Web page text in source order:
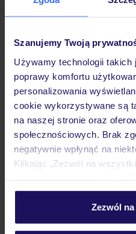
Szanujemy Twoją
Używamy technologii takich
poprawy komfortu
personalizowania
cookie wykorzystywane są
na naszej stronie oraz
społecznościowych. Brak
negatywnie wpłynąć na
Klikając „Zezwól na
personalizować swój wybór
Szczegółowe informacje o
Zezwól
wariantów
Dlaczego